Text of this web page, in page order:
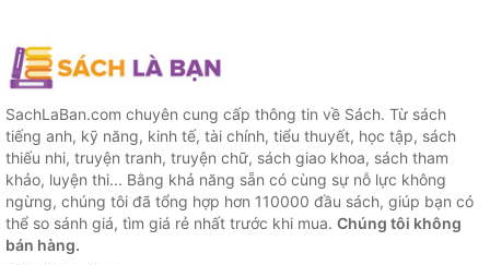
SachLaBan.com chuyên cung cấp thông tin về Sách. Từ sách
tiếng anh, kỹ năng, kinh tế, tài chính, tiểu thuyết, học tập, sách
thiếu nhi, truyện tranh, truyện chữ, sách giao khoa, sách tham
khảo, luyện thi... Bằng khả năng sẵn có cùng sự nỗ lực không
ngừng, chúng tôi đã tổng hợp hơn 110000 đầu sách, giúp bạn có
thể so sánh giá, tìm giá rẻ nhất trước khi mua. Chúng tôi không
bán hàng.